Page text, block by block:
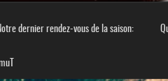
dernier rendez-vous de la saison: